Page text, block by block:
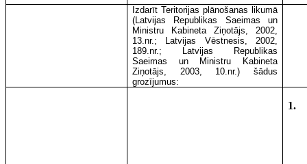
Izdarīt Teritorijas plānošanas likumā
(Latvijas Republikas Saeimas un
Ministru Kabineta Ziņotājs, 2002,
13.nr.; Latvijas Vēstnesis, 2002,
189.nr.; Latvijas Republikas
Saeimas un Ministru Kabineta
Ziņotājs, 2003, 10.nr.) šādus
grozījumus:
1.